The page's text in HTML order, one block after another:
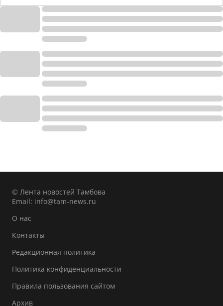
© Лента новостей Тамбова
Email: info@tam-news.ru
О нас
Контакты
Редакционная политика
Политика конфиденциальности
Правила пользования сайтом
Архив